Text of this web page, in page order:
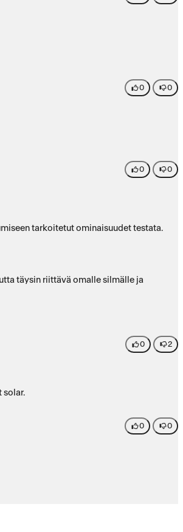
0 0
0 0
tarkoitetut ominaisuudet testata.
0 2
solar.
0 0